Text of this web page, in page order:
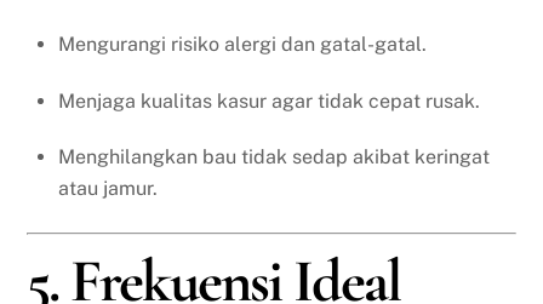
Mengurangi risiko alergi dan gatal-gatal.
Menjaga kualitas kasur agar tidak cepat rusak.
Menghilangkan bau tidak sedap akibat keringat
atau jamur.
5. Frekuensi Ideal